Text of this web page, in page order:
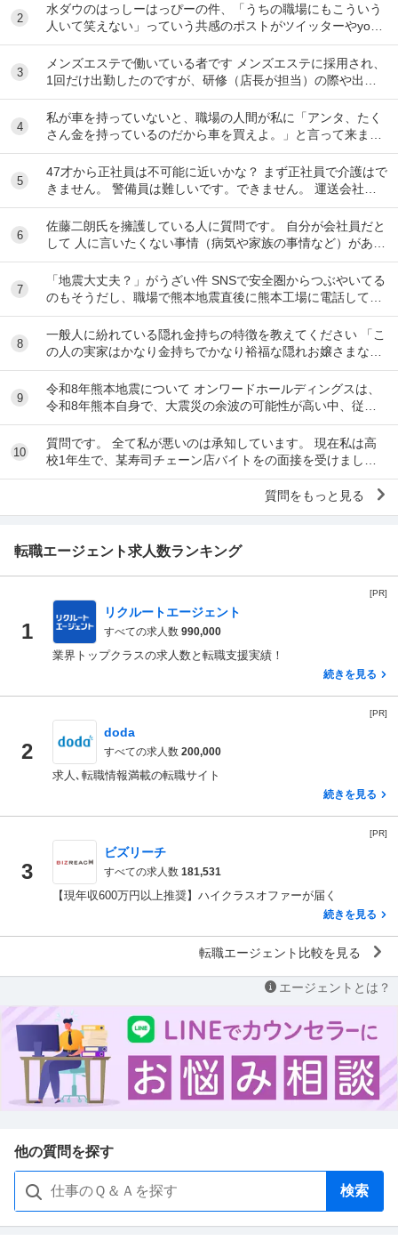
2
水ダウのはっしーはっぴーの件、「うちの職場にもこういう
人いて笑えない」っていう共感のポストがツイッターやyout
ubeのコメント欄に多すぎてそっちに驚いて...
3
メンズエステで働いている者です メンズエステに採用され、
1回だけ出勤したのですが、研修（店長が担当）の際や出勤
時に「元々デリをやっていたなら」という理由で...
4
私が車を持っていないと、職場の人間が私に「アンタ、たく
さん金を持っているのだから車を買えよ。」と言って来ま
す。 でも なんで しんどい思いをして働いた金で...
5
47才から正社員は不可能に近いかな？ まず正社員で介護はで
きません。 警備員は難しいです。できません。 運送会社の
運転手は無理です。できません 過去にうつ...
6
佐藤二朗氏を擁護している人に質問です。 自分が会社員だと
して 人に言いたくない事情（病気や家族の事情など）があ
り、上司や総務等に相談した結果、仕事内容を...
7
「地震大丈夫？」がうざい件 SNSで安全圏からつぶやいてる
のもそうだし、職場で熊本地震直後に熊本工場に電話して
「うるさい！今それどころじゃないんだよ！」...
8
一般人に紛れている隠れ金持ちの特徴を教えてください 「こ
の人の実家はかなり金持ちでかなり裕福な隠れお嬢さまなん
だな」とわかる特徴を教えてください 私の...
9
令和8年熊本地震について オンワードホールディングスは、
令和8年熊本自身で、大震災の余波の可能性が高い中、従業
員に売上金の確保（金庫への預け入れ）を優先さ...
10
質問です。 全て私が悪いのは承知しています。 現在私は高
校1年生で、某寿司チェーン店バイトをの面接を受けまし
た。面接をし、その場で採用をもらいました。そし...
質問をもっと見る
転職エージェント求人数ランキング
[PR]
1
リクルートエージェント
すべての求人数 990,000
業界トップクラスの求人数と転職支援実績！
続きを見る
[PR]
2
doda
すべての求人数 200,000
求人､転職情報満載の転職サイト
続きを見る
[PR]
3
ビズリーチ
すべての求人数 181,531
【現年収600万円以上推奨】ハイクラスオファーが届く
続きを見る
転職エージェント比較を見る
エージェントとは？
他の質問を探す
検索